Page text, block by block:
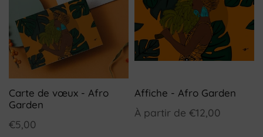
Carte de vœux - Afro
Garden
€5,00
Affiche - Afro Garden
À partir de €12,00